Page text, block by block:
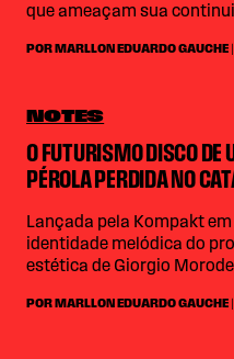
que ameaçam sua
POR MARLLON EDUARDO GAUCHE
NOTES
O FUTURISMO DISCO DE
PÉROLA PERDIDA NO
Lançada pela Kompakt
identidade melódica do
estética de Giorgio
POR MARLLON EDUARDO GAUCHE